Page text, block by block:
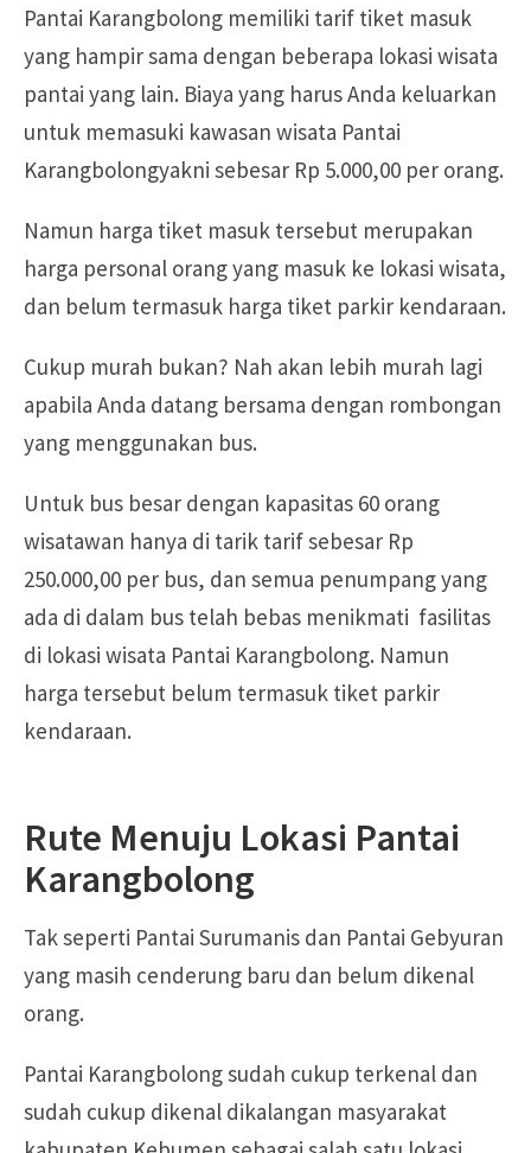
Pantai Karangbolong memiliki tarif tiket masuk
yang hampir sama dengan beberapa lokasi wisata
pantai yang lain. Biaya yang harus Anda keluarkan
untuk memasuki kawasan wisata Pantai
Karangbolongyakni sebesar Rp 5.000,00 per orang.
Namun harga tiket masuk tersebut merupakan
harga personal orang yang masuk ke lokasi wisata,
dan belum termasuk harga tiket parkir kendaraan.
Cukup murah bukan? Nah akan lebih murah lagi
apabila Anda datang bersama dengan rombongan
yang menggunakan bus.
Untuk bus besar dengan kapasitas 60 orang
wisatawan hanya di tarik tarif sebesar Rp
250.000,00 per bus, dan semua penumpang yang
ada di dalam bus telah bebas menikmati fasilitas
di lokasi wisata Pantai Karangbolong. Namun
harga tersebut belum termasuk tiket parkir
kendaraan.
Rute Menuju Lokasi Pantai
Karangbolong
Tak seperti Pantai Surumanis dan Pantai Gebyuran
yang masih cenderung baru dan belum dikenal
orang.
Pantai Karangbolong sudah cukup terkenal dan
sudah cukup dikenal dikalangan masyarakat